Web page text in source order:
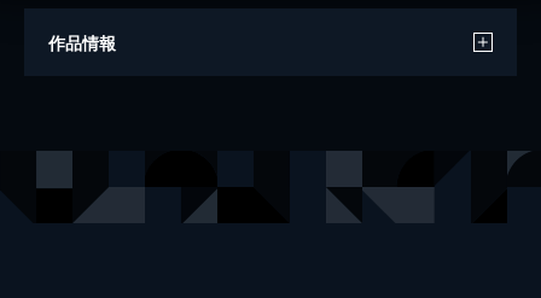
作品情報
出版社
別冊フレンド